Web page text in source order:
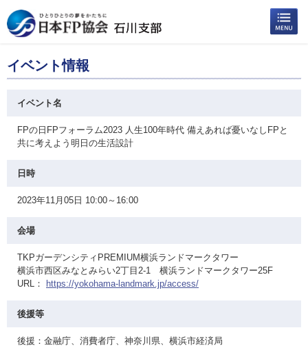
イベント情報
イベント名
FPの日FPフォーラム2023 人生100年時代 備えあれば憂いなしFPと
共に考えよう明日の生活設計
日時
2023年11月05日 10:00～16:00
会場
TKPガーデンシティPREMIUM横浜ランドマークタワー
横浜市西区みなとみらい2丁目2-1 横浜ランドマークタワー25F
URL：
https://yokohama-landmark.jp/access/
後援等
後援：金融庁、消費者庁、神奈川県、横浜市経済局